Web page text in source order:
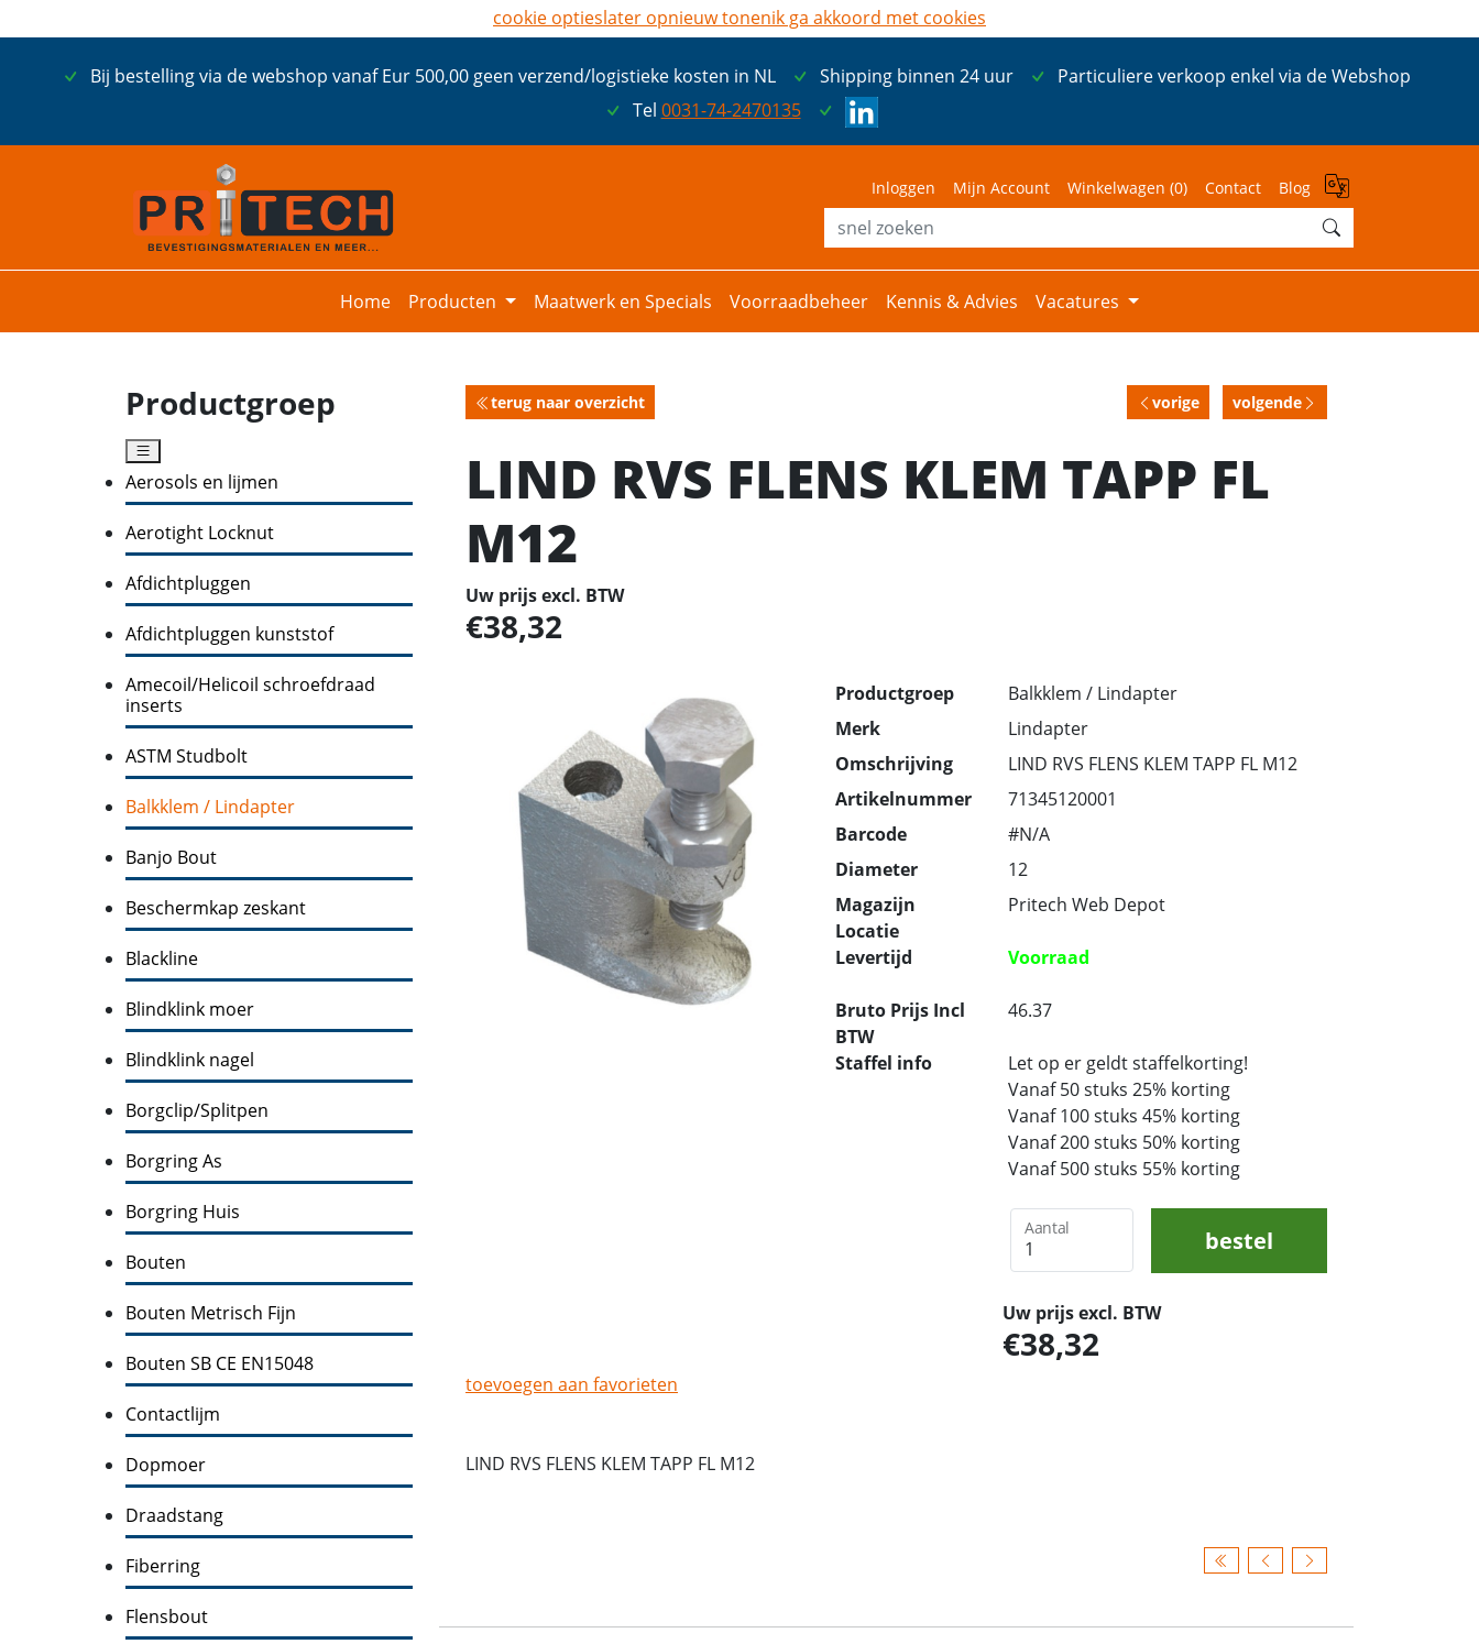
Bij bestelling via de webshop vanaf Eur 500,00 geen verzend/logistieke kosten in NL Shipping binnen 24 uur
Particuliere verkoop enkel via de Webshop
Tel 0031-74-2470135
Inloggen Mijn Account Winkelwagen (0) Contact Blog
Home Producten Maatwerk en Specials Voorraadbeheer Kennis & Advies Vacatures
Productgroep
Aerosols en lijmen
Aerotight Locknut
Afdichtpluggen
Afdichtpluggen kunststof
Amecoil/Helicoil schroefdraad
inserts
ASTM Studbolt
Balkklem / Lindapter
Banjo Bout
Beschermkap zeskant
Blackline
Blindklink moer
Blindklink nagel
Borgclip/Splitpen
Borgring As
Borgring Huis
Bouten
Bouten Metrisch Fijn
Bouten SB CE EN15048
Contactlijm
Dopmoer
Draadstang
Fiberring
Flensbout
terug naar overzicht vorige volgende
LIND RVS FLENS KLEM TAPP FL
M12
Uw prijs excl. BTW
38,32
Productgroep
Balkklem / Lindapter
Merk
Lindapter
Omschrijving
LIND RVS FLENS KLEM TAPP FL M12
Artikelnummer
71345120001
Barcode
#N/A
Diameter
12
Magazijn
Locatie
Pritech Web Depot
Levertijd Voorraad
Bruto Prijs Incl
BTW
46.37
Staffel info
Let op er geldt staffelkorting!
Vanaf 50 stuks 25% korting
Vanaf 100 stuks 45% korting
Vanaf 200 stuks 50% korting
Vanaf 500 stuks 55% korting
Aantal bestel
Uw prijs excl. BTW
38,32
toevoegen aan favorieten
LIND RVS FLENS KLEM TAPP FL M12
cookie optieslater opnieuw tonenik ga akkoord met cookies